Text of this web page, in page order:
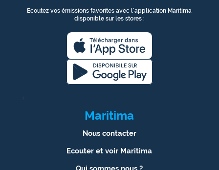
Ecoutez vos émissions favorites avec l’application Maritima
disponible sur les stores :
1
Maritima
Nous contacter
Ecouter et voir Maritima
Qui sommes nous ?